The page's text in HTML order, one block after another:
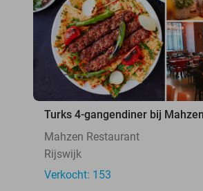
Turks 4-gangendiner bij
Mahzen Restaurant
Rijswijk
Verkocht: 153